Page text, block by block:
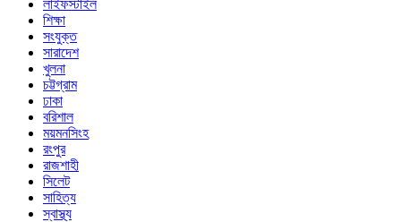
লাইফস্টাইল
শিক্ষা
সংযুক্ত
সারাদেশ
খুলনা
চট্টগ্রাম
ঢাকা
বরিশাল
ময়মনসিংহ
রংপুর
রাজশাহী
সিলেট
সাহিত্য
স্বাস্থ্য